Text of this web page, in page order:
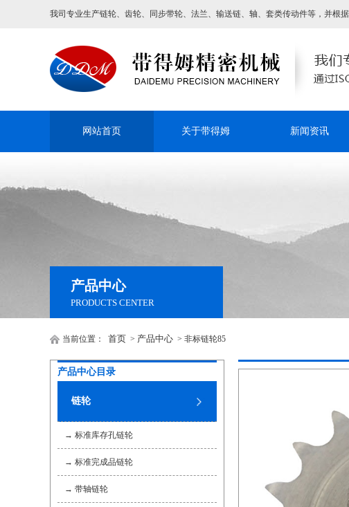
我司专业生产链轮、齿轮、同步带轮、法兰、输送链、轴、套类传动件等，并根
网站首页 关于带得姆 新闻资讯
产品中心
PRODUCTS CENTER
当前位置： 首页 > 产品中心 > 非标链轮85
产品中心目录
链轮
→ 标准库存孔链轮
→ 标准完成品链轮
→ 带轴链轮